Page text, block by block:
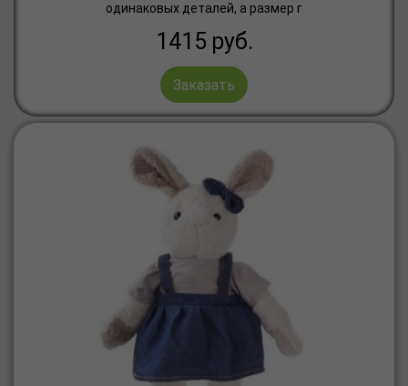
одинаковых деталей, а размер г
1415 руб.
Заказать